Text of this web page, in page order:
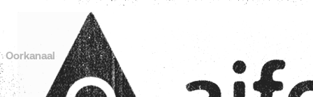
Oorkanaal